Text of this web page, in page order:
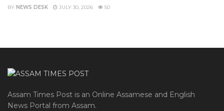
BY NEWS DESK JULY 30, 2026 50
Assam Times Post is an Online Assamese and English
News Portal from Assam.